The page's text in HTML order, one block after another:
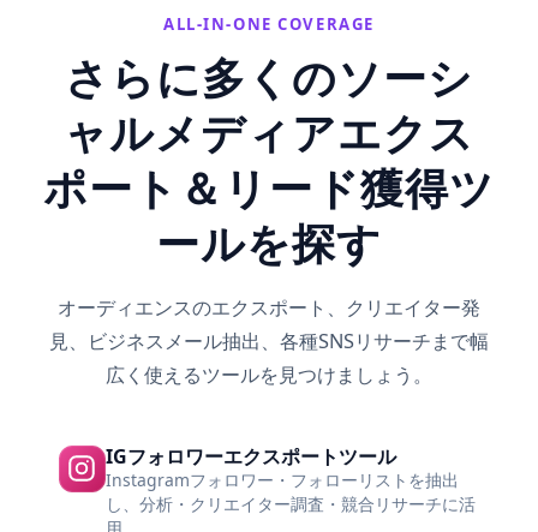
ALL-IN-ONE COVERAGE
さらに多くのソーシ
ャルメディアエクス
ポート＆リード獲得ツ
ールを探す
オーディエンスのエクスポート、クリエイター発
見、ビジネスメール抽出、各種SNSリサーチまで幅
広く使えるツールを見つけましょう。
IGフォロワーエクスポートツール
Instagramフォロワー・フォローリストを抽出
し、分析・クリエイター調査・競合リサーチに活